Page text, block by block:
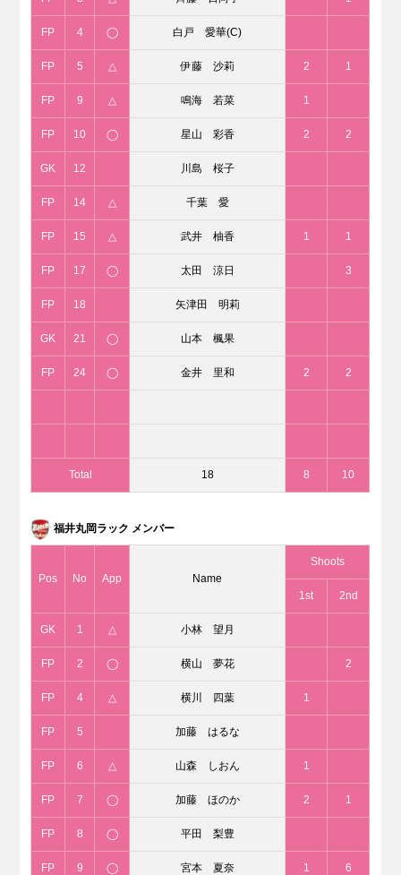
FP 4 ◯ 白戸 愛華(C)
FP 5 △ 伊藤 沙莉 2 1
FP 9 △ 鳴海 若菜 1
FP 10 ◯ 星山 彩香 2 2
GK 12 川島 桜子
FP 14 △ 千葉 愛
FP 15 △ 武井 柚香 1 1
FP 17 ◯ 太田 涼日 3
FP 18 矢津田 明莉
GK 21 ◯ 山本 楓果
FP 24 ◯ 金井 里和 2 2
Total 18 8 10
福井丸岡ラック メンバー
Pos No App Name
Shoots
1st 2nd
GK 1 △ 小林 望月
FP 2 ◯ 横山 夢花 2
FP 4 △ 横川 四葉 1
FP 5 加藤 はるな
FP 6 △ 山森 しおん 1
FP 7 ◯ 加藤 ほのか 2 1
FP 8 ◯ 平田 梨豊
FP 9 ◯ 宮本 夏奈 1 6